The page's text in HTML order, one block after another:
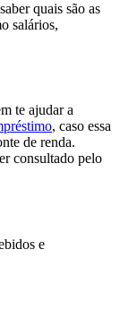
quais são as
salários,
te ajudar a
, caso essa
de renda.
consultado pelo
e